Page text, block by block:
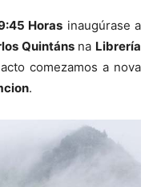
Horas inaugúrase a
Quintánsna Librería
comezamos a nova
.